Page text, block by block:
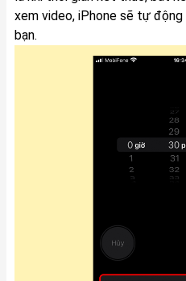
xem video, iPhone sẽ tự
bạn.